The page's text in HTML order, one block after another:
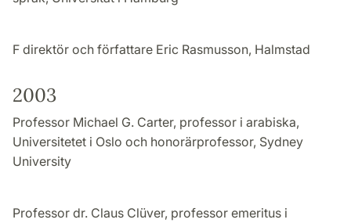
F direktör och författare Eric Rasmusson, Halmstad
2003
Professor Michael G. Carter, professor i arabiska,
Universitetet i Oslo och honorärprofessor, Sydney
University
Professor dr. Claus Clüver, professor emeritus i